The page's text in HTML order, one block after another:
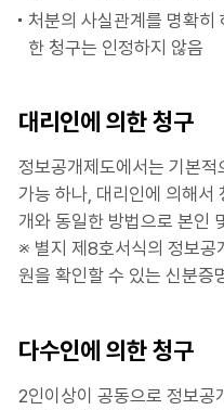
처분의 사실관계를 명확히
한 청구는 인정하지 않음
대리인에 의한 청구
정보공개제도에서는 기본
가능 하나, 대리인에 의해서
개와 동일한 방법으로 본인
※ 별지 제8호서식의 정보공
원을 확인할 수 있는 신분증
다수인에 의한 청구
2인이상이 공동으로 정보공